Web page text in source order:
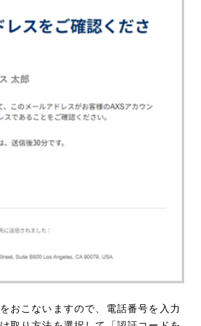
おこないますので、電話番号を入力